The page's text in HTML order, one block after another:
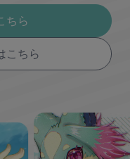
ちら
こちら